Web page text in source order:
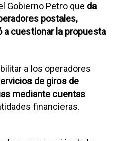
Gobierno Petro que da
postales,
a cuestionar la propuesta
a los operadores
de giros de
mediante cuentas
financieras.